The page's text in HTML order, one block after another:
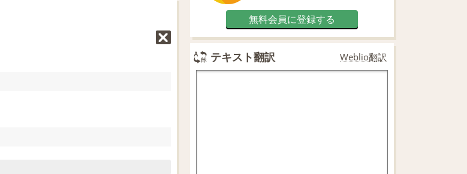
無料会員に登録する
テキスト翻訳 Weblio翻訳